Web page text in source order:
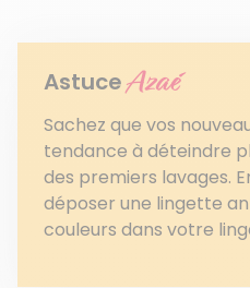
Astuce Azaé
Sachez que vos
tendance à déteindre
des premiers lavages.
déposer une lingette
couleurs dans votre